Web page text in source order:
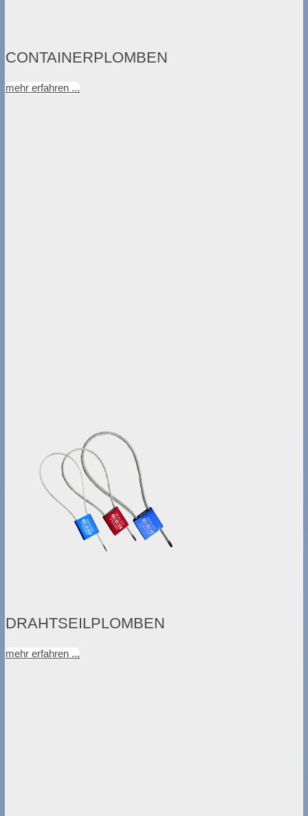
CONTAINERPLOMBEN
mehr erfahren ...
DRAHTSEILPLOMBEN
mehr erfahren ...